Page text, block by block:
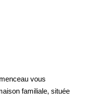
vous
familiale, située